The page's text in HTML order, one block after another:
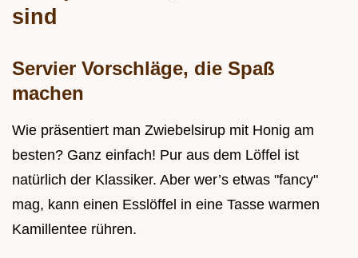
sind
Servier Vorschläge, die Spaß
machen
Wie präsentiert man Zwiebelsirup mit Honig am
besten? Ganz einfach! Pur aus dem Löffel ist
natürlich der Klassiker. Aber wer’s etwas "fancy"
mag, kann einen Esslöffel in eine Tasse warmen
Kamillentee rühren.